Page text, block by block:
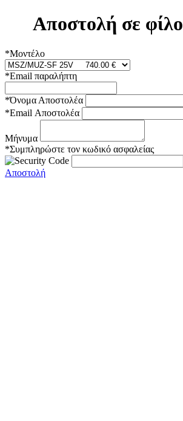
Αποστολή σε φίλο
*Μοντέλο
*Email παραλήπτη
*Όνομα Αποστολέα
*Email Αποστολέα
Μήνυμα
*Συμπληρώστε τον κωδικό ασφαλείας
Αποστολή